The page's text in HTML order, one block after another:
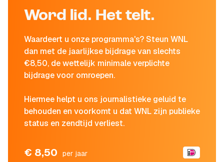
Word lid. Het telt.
Waardeert u onze programma's? Steun WNL
dan met de jaarlijkse bijdrage van slechts
€8,50, de wettelijk minimale verplichte
bijdrage voor omroepen.
Hiermee helpt u ons journalistieke geluid te
behouden en voorkomt u dat WNL zijn publieke
status en zendtijd verliest.
€ 8,50 per jaar